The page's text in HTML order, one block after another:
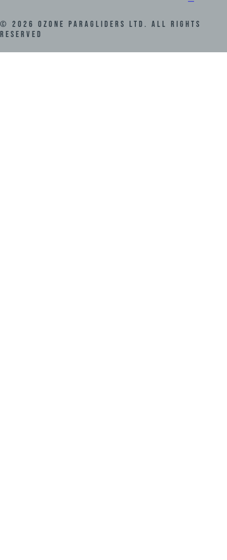
© 2026 Ozone Paragliders LTD. All Rights
Reserved